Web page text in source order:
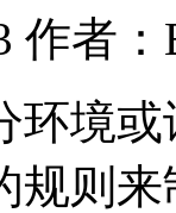
作者：
环境
规则